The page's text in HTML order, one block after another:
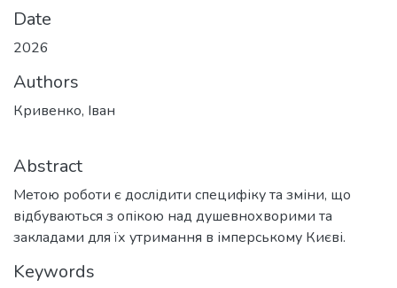
Date
2026
Authors
Кривенко, Іван
Abstract
Метою роботи є дослідити специфіку та зміни, що
відбуваються з опікою над душевнохворими та
закладами для їх утримання в імперському Києві.
Keywords